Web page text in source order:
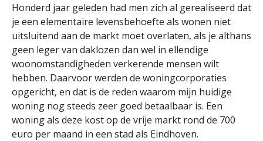
Honderd jaar geleden had men zich al gerealiseerd dat
je een elementaire levensbehoefte als wonen niet
uitsluitend aan de markt moet overlaten, als je althans
geen leger van daklozen dan wel in ellendige
woonomstandigheden verkerende mensen wilt
hebben. Daarvoor werden de woningcorporaties
opgericht, en dat is de reden waarom mijn huidige
woning nog steeds zeer goed betaalbaar is. Een
woning als deze kost op de vrije markt rond de 700
euro per maand in een stad als Eindhoven.